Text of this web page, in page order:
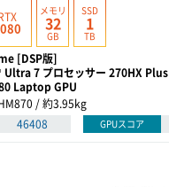
メモリ
32
GB
SSD
1
TB
[DSP版]
7 プロセッサー 270HX Plus
Laptop GPU
/ 約3.95kg
46408 GPUスコア